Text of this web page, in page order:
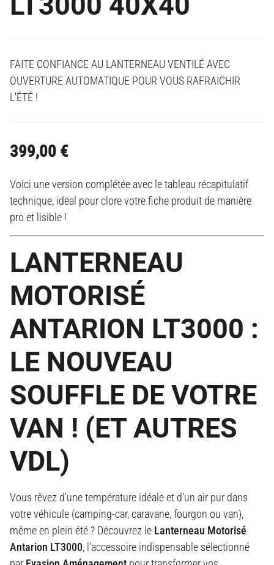
FAITE CONFIANCE AU LANTERNEAU VENTILÉ AVEC
OUVERTURE AUTOMATIQUE POUR VOUS RAFRAICHIR
L'ÉTÉ !
399,00 €
Voici une version complétée avec le tableau récapitulatif
technique, idéal pour clore votre fiche produit de manière
pro et lisible !
LANTERNEAU
MOTORISÉ
ANTARION LT3000 :
LE NOUVEAU
SOUFFLE DE VOTRE
VAN ! (ET AUTRES
VDL)
Vous rêvez d'une température idéale et d'un air pur dans
votre véhicule (camping-car, caravane, fourgon ou van),
même en plein été ? Découvrez le Lanterneau Motorisé
Antarion LT3000, l'accessoire indispensable sélectionné